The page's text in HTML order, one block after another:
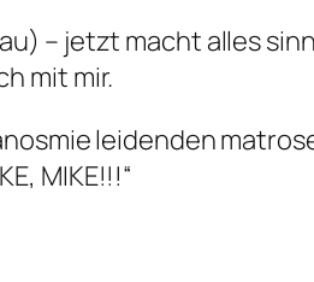
– jetzt macht alles
mit mir.
leidenden
MIKE!!!“